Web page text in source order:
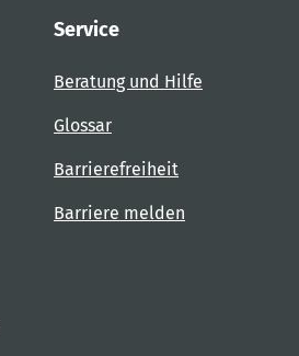
Service
Beratung und Hilfe
Glossar
Barrierefreiheit
Barriere melden